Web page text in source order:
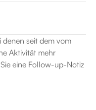
denen seit dem vom
Aktivität mehr
eine Follow-up-Notiz